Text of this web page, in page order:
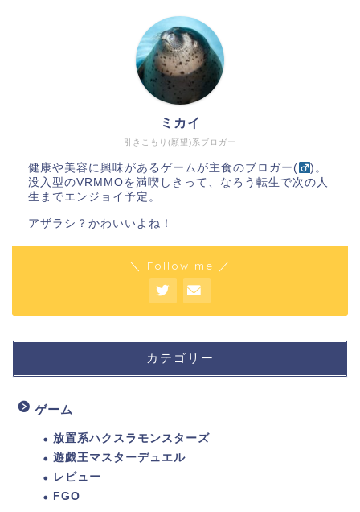
引きこもり(願望)系ブロガー
ミカイ
健康や美容に興味があるゲームが主食のブロガー(
)。
没入型のVRMMOを満喫しきって、なろう転生で次の人
生までエンジョイ予定。
アザラシ？かわいいよね！
＼ Follow me ／
カテゴリー
ゲーム
放置系ハクスラモンスターズ
遊戯王マスターデュエル
レビュー
FGO